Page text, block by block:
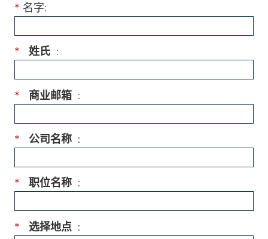
* 名字:
* 姓氏 :
* 商业邮箱 :
* 公司名称 :
* 职位名称 :
* 选择地点 :